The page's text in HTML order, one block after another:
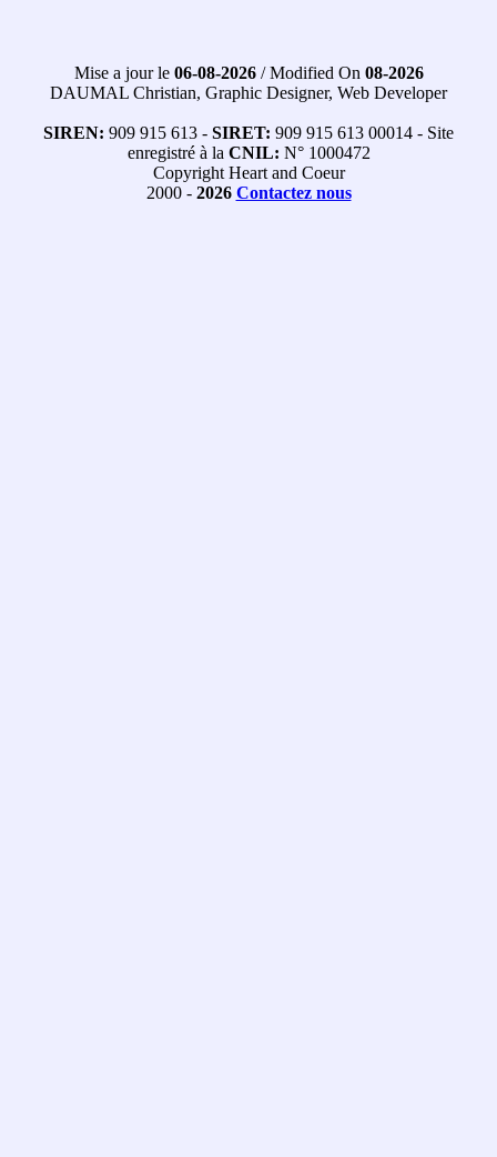
Mise a jour le 06-08-2026/ Modified On 08-2026
DAUMAL Christian, Graphic Designer, Web Developer
SIREN: 909 915 613 - SIRET: 909 915 613 00014 - Site
enregistré à la CNIL: N° 1000472
Copyright Heart and Coeur
2000 - 2026 Contactez nous